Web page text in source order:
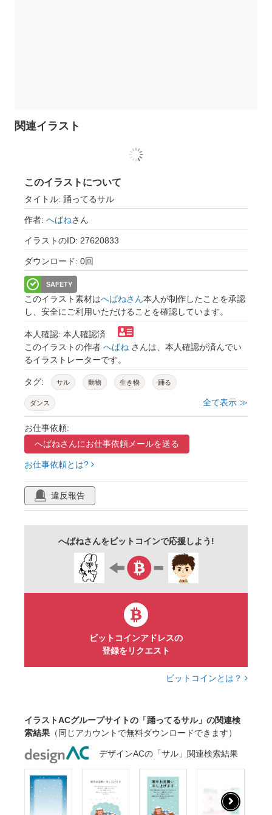
関連イラスト
このイラストについて
タイトル: 踊ってるサル
作者: へばねさん
イラストのID: 27620833
ダウンロード: 0回
SAFETY
このイラスト素材はへばねさん本人が制作したことを承認
し、安全にご利用いただけることを確認しています。
本人確認: 本人確認済
このイラストの作者 へばね さんは、本人確認が済んでい
るイラストレーターです。
タグ: サル 動物 生き物 踊る
ダンス 全て表示 ≫
お仕事依頼:
へばねさんにお仕事依頼メールを送る
お仕事依頼とは?
違反報告
へばねさんをビットコインで応援しよう!
ビットコインアドレスの
登録をリクエスト
ビットコインとは？
イラストACグループサイトの「踊ってるサル」の関連検
索結果 （同じアカウントで無料ダウンロードできます）
デザインACの「サル」関連検索結果